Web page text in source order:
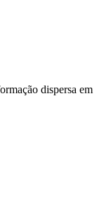
dispersa em